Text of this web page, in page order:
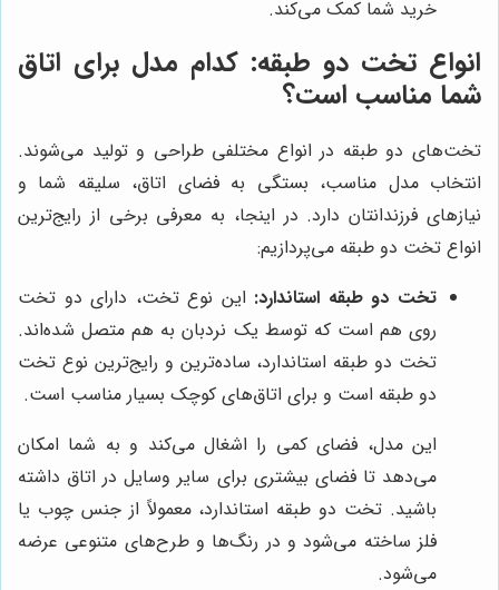
خرید شما کمک می‌کند.
انواع تخت دو طبقه: کدام مدل برای اتاق
شما مناسب است؟
تخت‌های دو طبقه در انواع مختلفی طراحی و تولید می‌شوند.
انتخاب مدل مناسب، بستگی به فضای اتاق، سلیقه شما و
نیازهای فرزندانتان دارد. در اینجا، به معرفی برخی از رایج‌ترین
انواع تخت دو طبقه می‌پردازیم:
تخت دو طبقه استاندارد: این نوع تخت، دارای دو تخت
روی هم است که توسط یک نردبان به هم متصل شده‌اند.
تخت دو طبقه استاندارد، ساده‌ترین و رایج‌ترین نوع تخت
دو طبقه است و برای اتاق‌های کوچک بسیار مناسب است.
این مدل، فضای کمی را اشغال می‌کند و به شما امکان
می‌دهد تا فضای بیشتری برای سایر وسایل در اتاق داشته
باشید. تخت دو طبقه استاندارد، معمولاً از جنس چوب یا
فلز ساخته می‌شود و در رنگ‌ها و طرح‌های متنوعی عرضه
می‌شود.